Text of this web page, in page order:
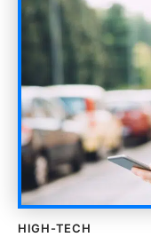
HIGH-TECH